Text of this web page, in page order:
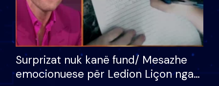
Surprizat nuk kanë fund/ Mesazhe
emocionuese për Ledion Liçon nga